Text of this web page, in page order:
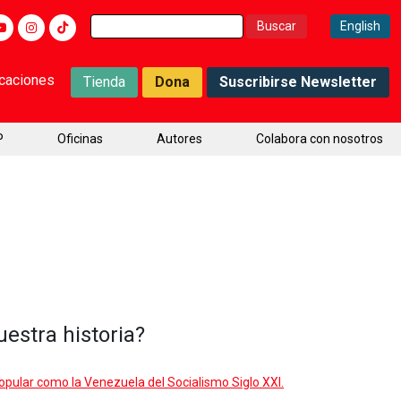
Buscar: English
Tienda Dona Suscribirse Newsletter
Oficinas Autores Colabora con nosotros
historia?
como la Venezuela del Socialismo Siglo XXI.